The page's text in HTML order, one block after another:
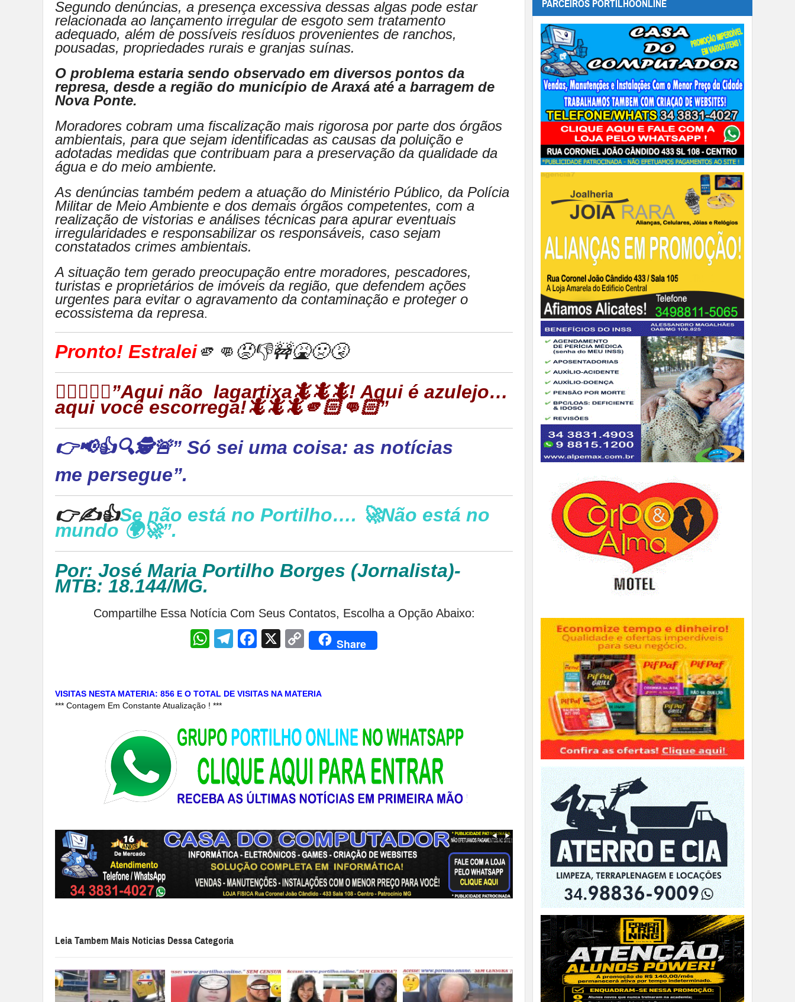
Segundo denúncias, a presença excessiva dessas algas pode estar
relacionada ao lançamento irregular de esgoto sem tratamento
adequado, além de possíveis resíduos provenientes de ranchos,
pousadas, propriedades rurais e granjas suínas.
O problema estaria sendo observado em diversos pontos da
represa, desde a região do município de Araxá até a barragem de
Nova Ponte.
Moradores cobram uma fiscalização mais rigorosa por parte dos órgãos
ambientais, para que sejam identificadas as causas da poluição e
adotadas medidas que contribuam para a preservação da qualidade da
água e do meio ambiente.
As denúncias também pedem a atuação do Ministério Público, da Polícia
Militar de Meio Ambiente e dos demais órgãos competentes, com a
realização de vistorias e análises técnicas para apurar eventuais
irregularidades e responsabilizar os responsáveis, caso sejam
constatados crimes ambientais.
A situação tem gerado preocupação entre moradores, pescadores,
turistas e proprietários de imóveis da região, que defendem ações
urgentes para evitar o agravamento da contaminação e proteger o
ecossistema da represa.
Pronto! Estralei🫵👊😡👎🚧🤮🤢🤧
👉🏻🦎🦎🦎”Aqui não lagartixa🦎🦎🦎! Aqui é azulejo…
aqui você escorrega!🦎🦎🦎🫵🏻👊🏻”
👉📢👍🔍🕵🚨” Só sei uma coisa: as notícias
me persegue”.
👉✍👍Se não está no Portilho…. 🚀Não está no
mundo 🌍🚀”.
Por: José Maria Portilho Borges (Jornalista)-
MTB: 18.144/MG.
Compartilhe Essa Notícia Com Seus Contatos, Escolha a Opção Abaixo:
WhatsApp
Telegram
Facebook
X CopyShare
VISITAS NESTA MATERIA: 856 E O TOTAL DE VISITAS NA MATERIA
*** Contagem Em Constante Atualização ! ***
Leia Tambem Mais Noticias Dessa Categoria
PARCEIROS PORTILHOONLINE